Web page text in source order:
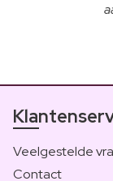
Veelgestelde
Contact